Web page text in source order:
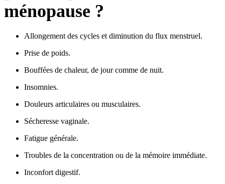
ménopause ?
Allongement des cycles et diminution du flux menstruel.
Prise de poids.
Bouffées de chaleur, de jour comme de nuit.
Insomnies.
Douleurs articulaires ou musculaires.
Sécheresse vaginale.
Fatigue générale.
Troubles de la concentration ou de la mémoire immédiate.
Inconfort digestif.